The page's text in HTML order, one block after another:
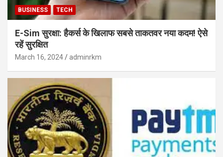
BUSINESS TECH
E-Sim सुरक्षा: हैकर्स के खिलाफ सबसे ताकतवर नया कदम! ऐसे
रहें सुरक्षित
March 16, 2024 adminrkm